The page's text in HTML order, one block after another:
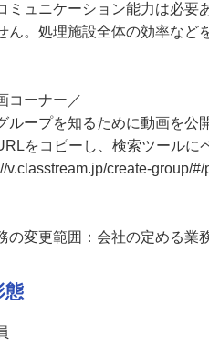
ている人・向いていない人
コーナー／
ループを知るために動画を
の変更範囲：会社の定める業
態